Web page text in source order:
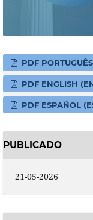
PDF PORTUGUÊS
PDF ENGLISH
PDF ESPAÑOL
PUBLICADO
21-05-2026